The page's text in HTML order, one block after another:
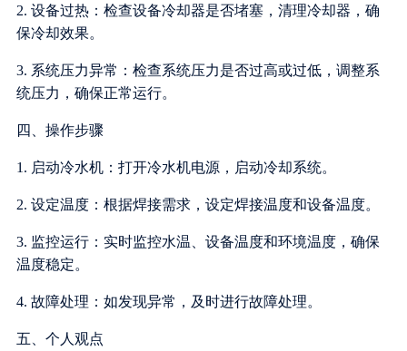
2. 设备过热：检查设备冷却器是否堵塞，清理冷却器，确
保冷却效果。
3. 系统压力异常：检查系统压力是否过高或过低，调整系
统压力，确保正常运行。
四、操作步骤
1. 启动冷水机：打开冷水机电源，启动冷却系统。
2. 设定温度：根据焊接需求，设定焊接温度和设备温度。
3. 监控运行：实时监控水温、设备温度和环境温度，确保
温度稳定。
4. 故障处理：如发现异常，及时进行故障处理。
五、个人观点